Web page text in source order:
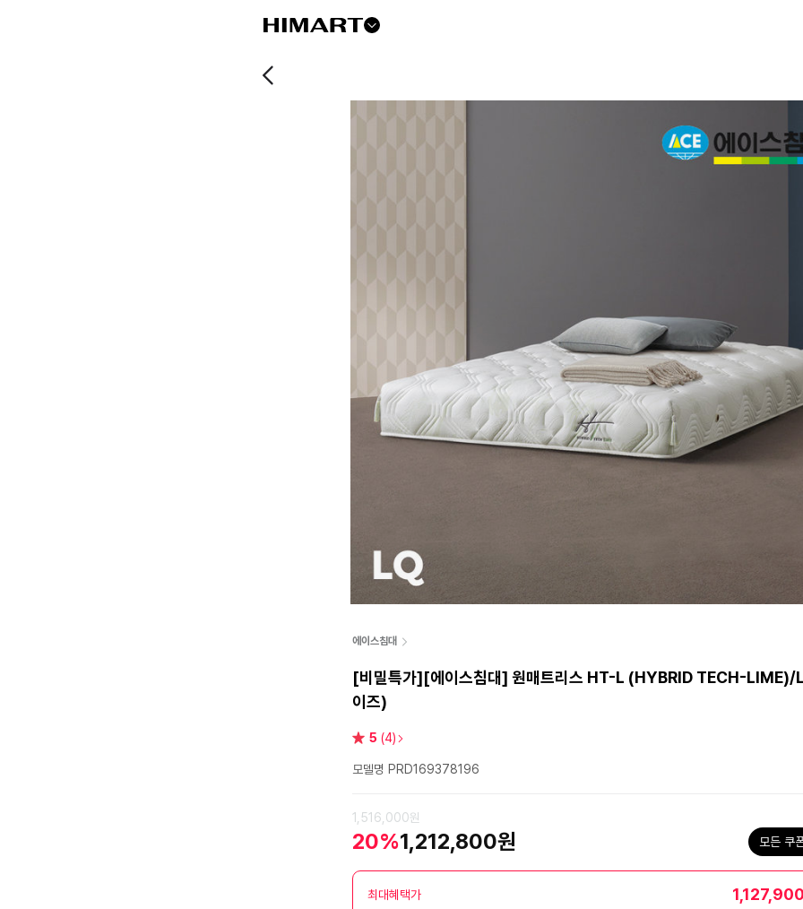
에이스침대
[비밀특가][에이스침대] 원매트리스 HT-L (HYBRID TECH-LIME)/
이즈)
별 5 (4)
모델명 PRD169378196
1,516,000원
20%1,212,800원 모든 쿠
최대혜택가